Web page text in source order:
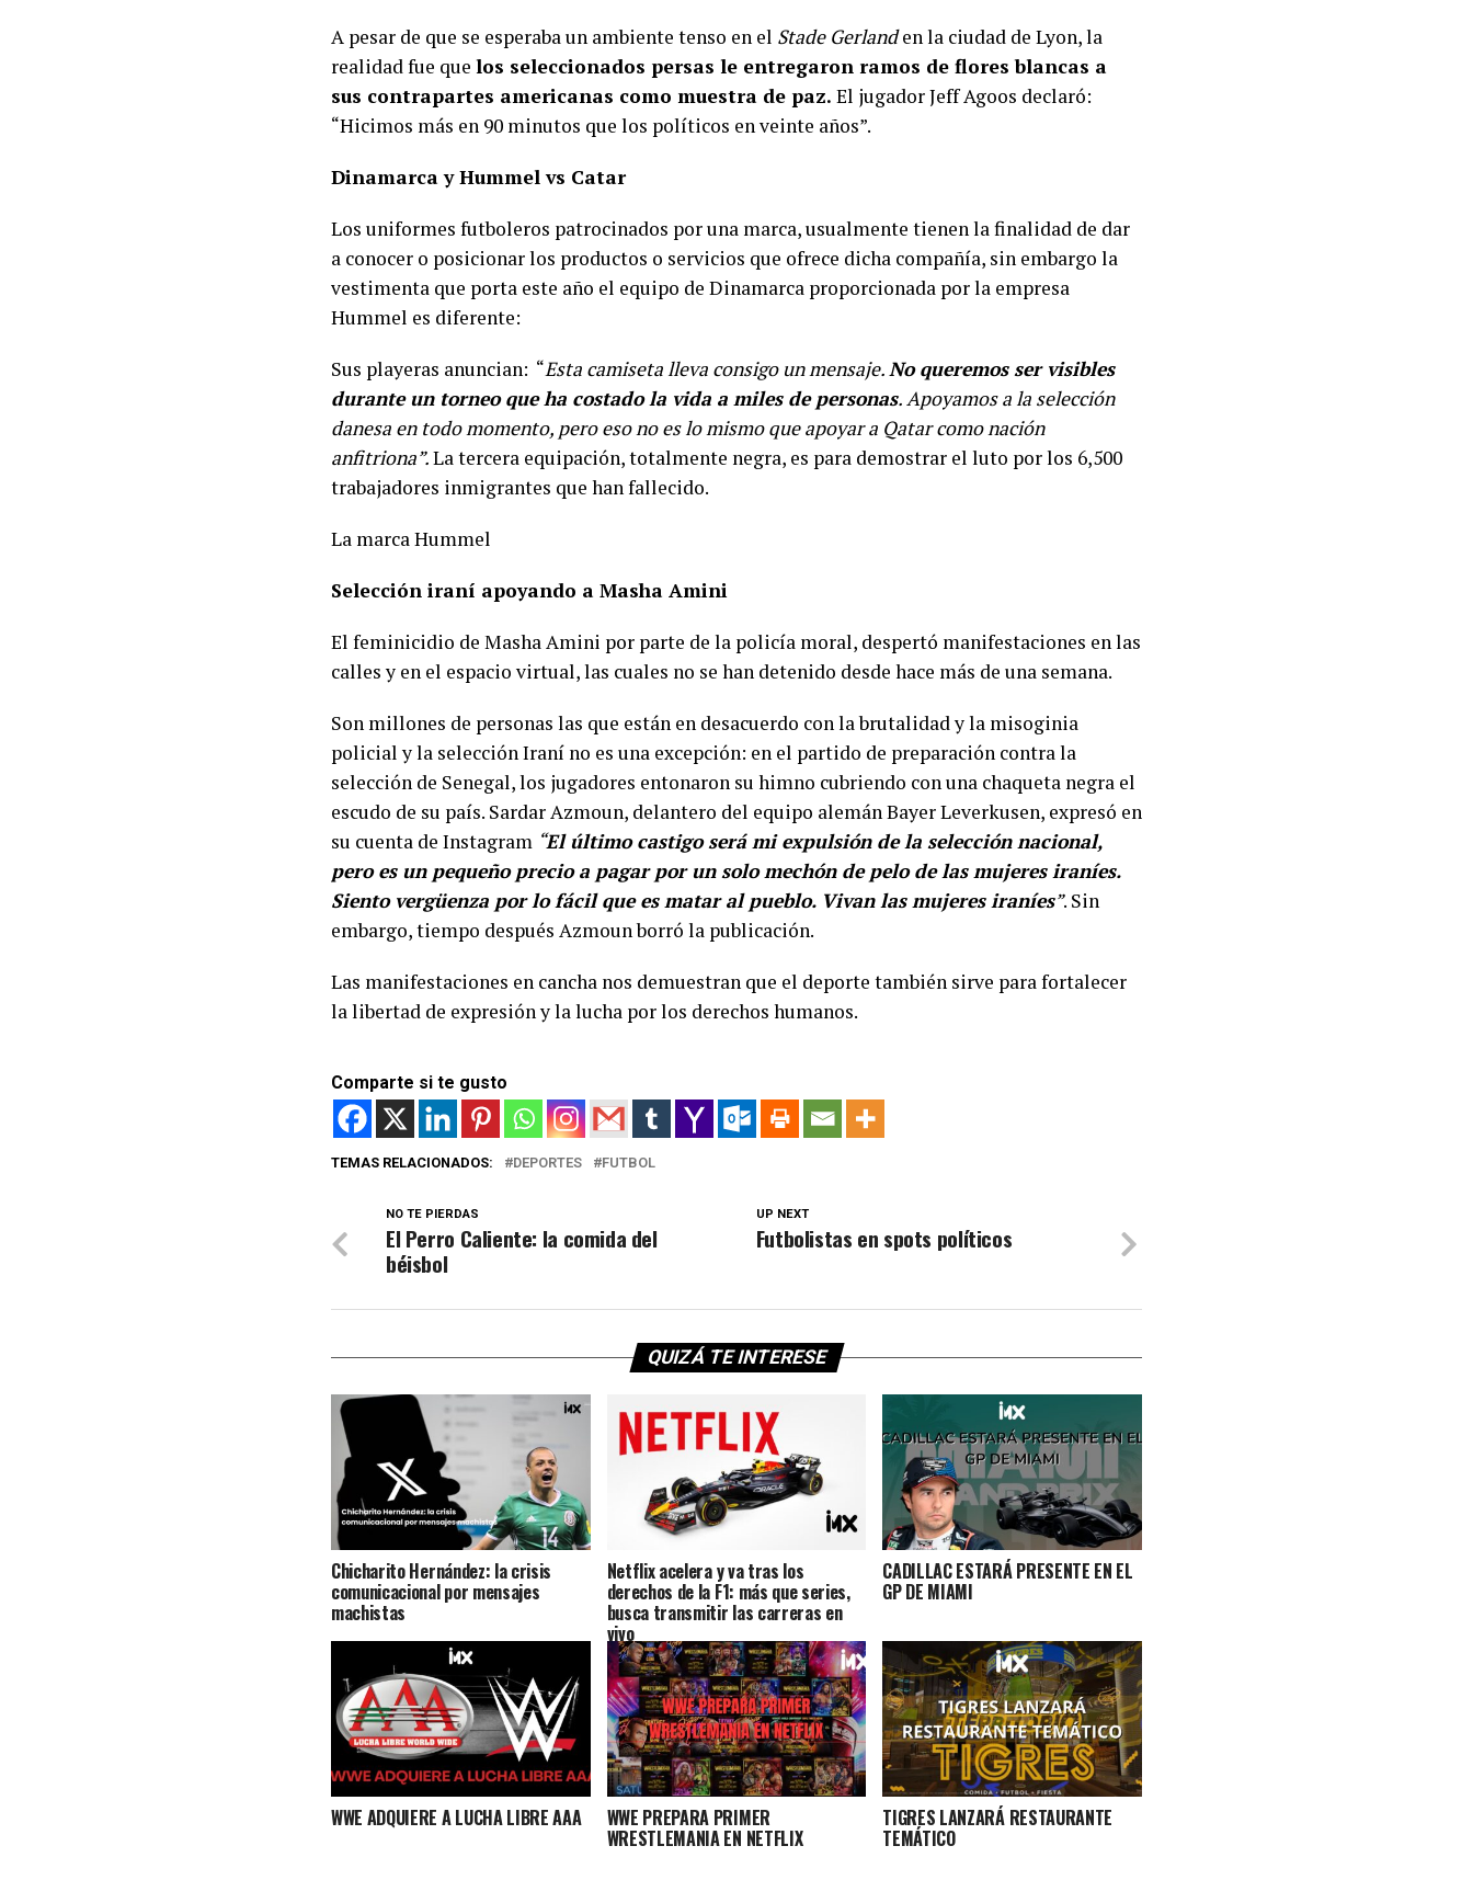
A pesar de que se esperaba un ambiente tenso en el Stade Gerlanden la ciudad de Lyon, la
realidad fue que los seleccionados persas le entregaron ramos de flores blancas a
sus contrapartes americanas como muestra de paz. El jugador Jeff Agoos declaró:
“Hicimos más en 90 minutos que los políticos en veinte años”.
Dinamarca y Hummel vs Catar
Los uniformes futboleros patrocinados por una marca, usualmente tienen la finalidad de dar
a conocer o posicionar los productos o servicios que ofrece dicha compañía, sin embargo la
vestimenta que porta este año el equipo de Dinamarca proporcionada por la empresa
Hummel es diferente:
Sus playeras anuncian: “Esta camiseta lleva consigo un mensaje.No queremos ser visibles
durante un torneo que ha costado la vida a miles de personas. Apoyamos a la selección
danesa en todo momento, pero eso no es lo mismo que apoyar a Qatar como nación
anfitriona”.La tercera equipación, totalmente negra, es para demostrar el luto por los 6,500
trabajadores inmigrantes que han fallecido.
La marca Hummel
Selección iraní apoyando a Masha Amini
El feminicidio de Masha Amini por parte de la policía moral, despertó manifestaciones en las
calles y en el espacio virtual, las cuales no se han detenido desde hace más de una semana.
Son millones de personas las que están en desacuerdo con la brutalidad y la misoginia
policial y la selección Iraní no es una excepción: en el partido de preparación contra la
selección de Senegal, los jugadores entonaron su himno cubriendo con una chaqueta negra el
escudo de su país. Sardar Azmoun, delantero del equipo alemán Bayer Leverkusen, expresó en
su cuenta de Instagram “El último castigo será mi expulsión de la selección nacional,
pero es un pequeño precio a pagar por un solo mechón de pelo de las mujeres iraníes.
Siento vergüenza por lo fácil que es matar al pueblo. Vivan las mujeres iraníes”. Sin
embargo, tiempo después Azmoun borró la publicación.
Las manifestaciones en cancha nos demuestran que el deporte también sirve para fortalecer
la libertad de expresión y la lucha por los derechos humanos.
Comparte si te gusto
TEMAS RELACIONADOS: DEPORTES FUTBOL
UP NEXT
Futbolistas en spots políticos
NO TE PIERDAS
El Perro Caliente: la comida del
béisbol
QUIZÁ TE INTERESE
Chicharito Hernández: la crisis
comunicacional por mensajes
machistas
Netflix acelera y va tras los
derechos de la F1: más que series,
busca transmitir las carreras en
vivo
CADILLAC ESTARÁ PRESENTE EN EL
GP DE MIAMI
WWE ADQUIERE A LUCHA LIBRE AAA WWE PREPARA PRIMER
WRESTLEMANIA EN NETFLIX
TIGRES LANZARÁ RESTAURANTE
TEMÁTICO